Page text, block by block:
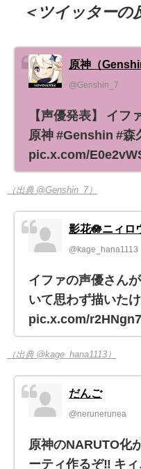
＜ツイッターの
原神（
@Genshin_7
【声優発表】 イ
原神 #Genshin #森
pic.x.com/
（出典 @Genshin_7）
影花🪷ニィロ
@kage_hana1113
イファの声優さん
いて思わず描いた
pic.x.com/
（出典 @kage_hana1113）
だんご
@nerunerunea
原神のNARUTO化
ーティ作るぞ‼️ キ